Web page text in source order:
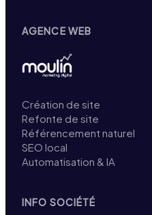
AGENCE WEB
Création de site
Refonte de site
Référencement naturel
SEO local
Automatisation & IA
INFO SOCIÉTÉ